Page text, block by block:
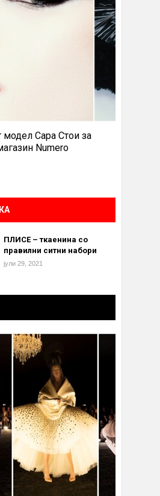
модел Сара Стои за
Numero
ПЛИСЕ – ткаенина со
правилни ситни набори
јули 29, 2021